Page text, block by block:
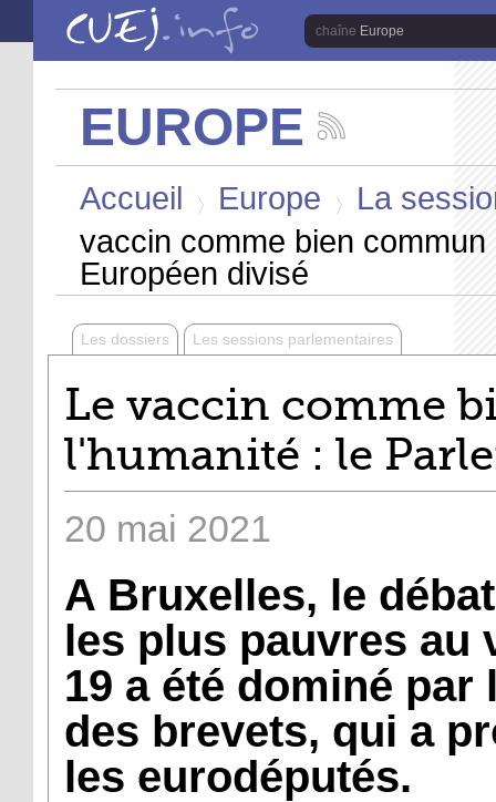
Aller au contenu principal
Europe
EUROPE
les
de
la
Europe
Accueil Europe
La
vaccin comme bien
Européen divisé
Les dossiers Les sessions parlementaires
Le vaccin comme
l'humanité : le
20 mai 2021
A Bruxelles, le
les plus pauvres au
19 a été dominé
des brevets, qui a
les eurodéputés.